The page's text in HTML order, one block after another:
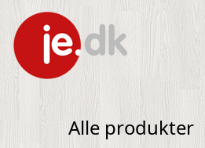
Alle produkter